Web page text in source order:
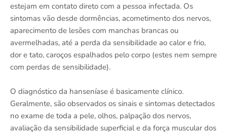
estejam em contato direto com a pessoa infectada. Os
sintomas vão desde dormências, acometimento dos nervos,
aparecimento de lesões com manchas brancas ou
avermelhadas, até a perda da sensibilidade ao calor e frio,
dor e tato, caroços espalhados pelo corpo (estes nem sempre
com perdas de sensibilidade).
O diagnóstico da hanseníase é basicamente clínico.
Geralmente, são observados os sinais e sintomas detectados
no exame de toda a pele, olhos, palpação dos nervos,
avaliação da sensibilidade superficial e da força muscular dos